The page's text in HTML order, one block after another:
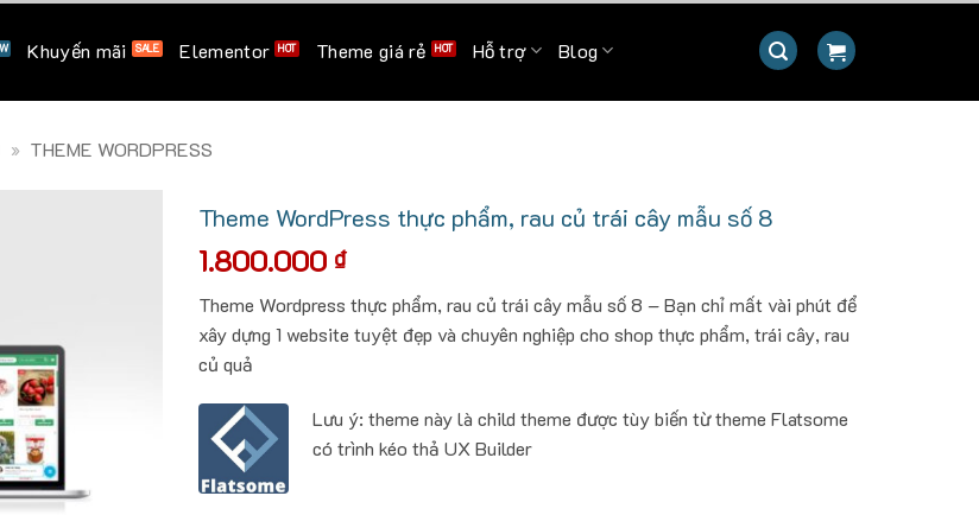
Khuyến mãi Elementor Theme giá rẻ Hỗ trợ Blog
» THEME WORDPRESS
Theme WordPress thực phẩm, rau củ trái cây mẫu số 8
1.800.000 ₫
Theme Wordpress thực phẩm, rau củ trái cây mẫu số 8 – Bạn chỉ mất vài phút để
xây dựng 1 website tuyệt đẹp và chuyên nghiệp cho shop thực phẩm, trái cây, rau
củ quả
Lưu ý: theme này là child theme được tùy biến từ theme Flatsome
có trình kéo thả UX Builder